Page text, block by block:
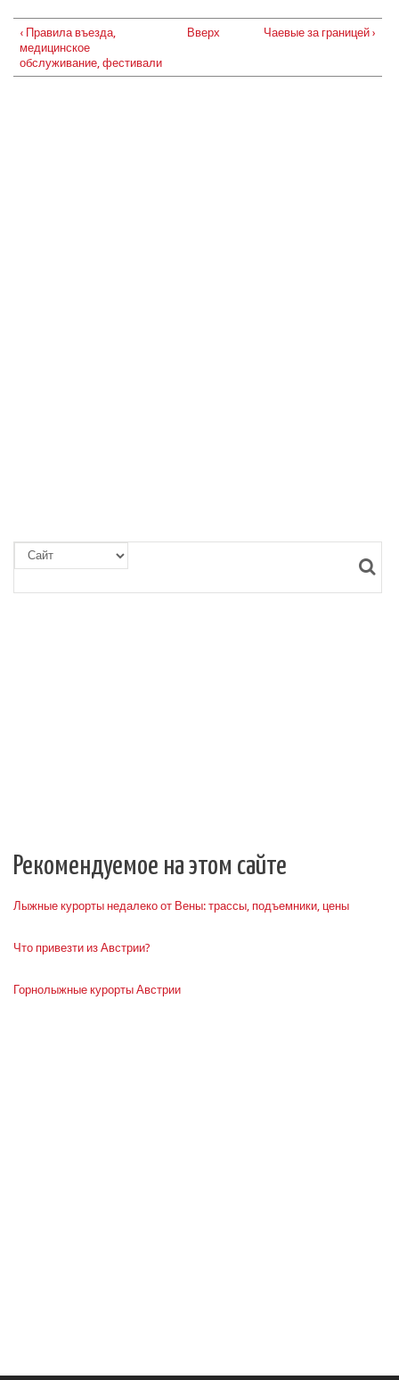
‹ Правила въезда,
медицинское
обслуживание, фестивали
Вверх Чаевые за границей ›
Рекомендуемое на этом сайте
Лыжные курорты недалеко от Вены: трассы, подъемники, цены
Что привезти из Австрии?
Горнолыжные курорты Австрии